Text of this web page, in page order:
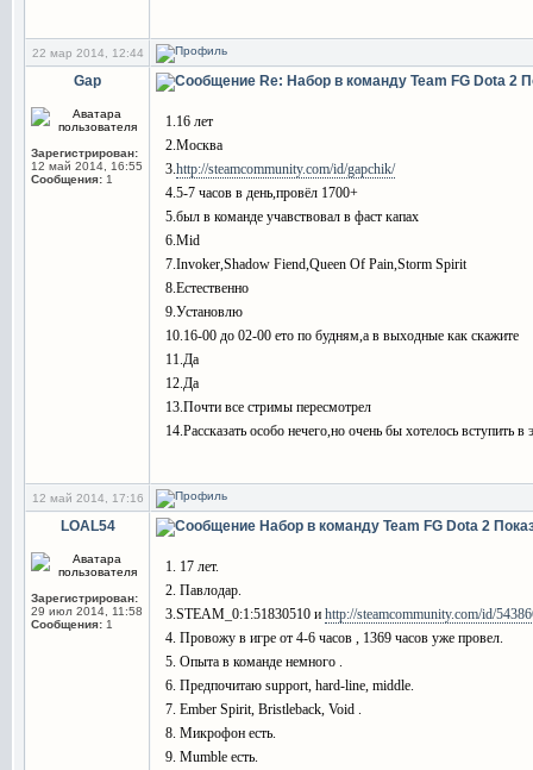
22 мар 2014, 12:44
Gap
Зарегистрирован:
12 май 2014, 16:55
Сообщения: 1
Re: Набор в команду Team FG Dota 2
1.16 лет
2.Москва
3.http://steamcommunity.com/id/gapchik/
4.5-7 часов в день,провёл 1700+
5.был в команде учавствовал в фаст капах
6.Mid
7.Invoker,Shadow Fiend,Queen Of Pain,Storm Spirit
8.Естественно
9.Установлю
10.16-00 до 02-00 ето по будням,а в выходные как скажите
11.Да
12.Да
13.Почти все стримы пересмотрел
14.Рассказать особо нечего,но очень бы хотелось вступить
12 май 2014, 17:16
LOAL54
Зарегистрирован:
29 июл 2014, 11:58
Сообщения: 1
Набор в команду Team FG Dota 2
1. 17 лет.
2. Павлодар.
3.STEAM_0:1:51830510 и http://steamcommunity.com/id/
4. Провожу в игре от 4-6 часов , 1369 часов уже провел.
5. Опыта в команде немного .
6. Предпочитаю support, hard-line, middle.
7. Ember Spirit, Bristleback, Void .
8. Микрофон есть.
9. Mumble есть.